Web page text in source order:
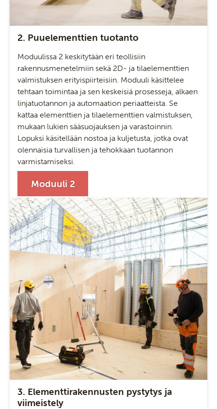
2. Puuelementtien tuotanto
Moduulissa 2 keskitytään eri teollisiin
rakennusmenetelmiin sekä 2D- ja tilaelementtien
valmistuksen erityispiirteisiin. Moduuli käsittelee
tehtaan toimintaa ja sen keskeisiä prosesseja, alkaen
linjatuotannon ja automaation periaatteista. Se
kattaa elementtien ja tilaelementtien valmistuksen,
mukaan lukien sääsuojauksen ja varastoinnin.
Lopuksi käsitellään nostoa ja kuljetusta, jotka ovat
olennaisia turvallisen ja tehokkaan tuotannon
varmistamiseksi.
Moduuli 2
3. Elementtirakennusten pystytys ja
viimeistely